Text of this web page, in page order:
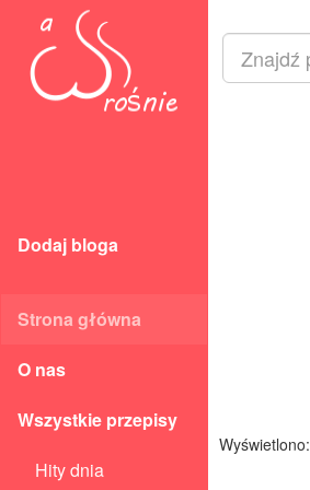
Dodaj bloga
Strona główna
O nas
Wszystkie przepisy
Hity dnia
Wyświetlono: